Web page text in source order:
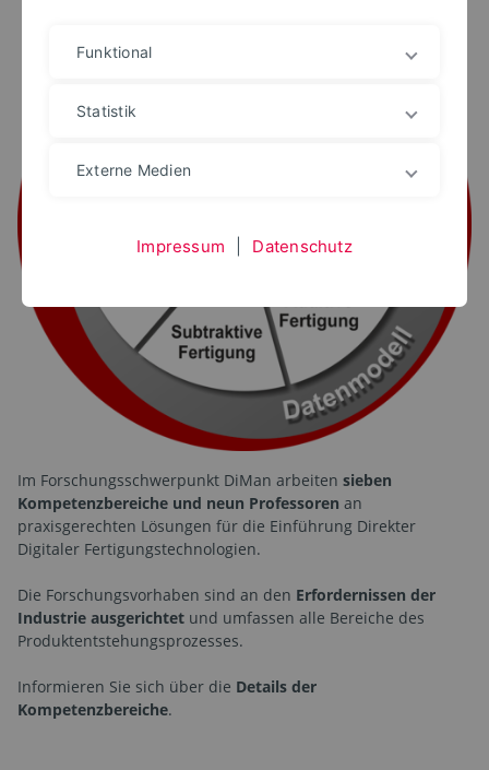
Im Forschungsschwerpunkt DiMan arbeiten sieben
Kompetenzbereiche und neun Professoren an
praxisgerechten Lösungen für die Einführung Direkter
Digitaler Fertigungstechnologien.
Die Forschungsvorhaben sind an den Erfordernissen der
Industrie ausgerichtet und umfassen alle Bereiche des
Produktentstehungsprozesses.
Informieren Sie sich über die Details der
Kompetenzbereiche.
Funktional
Statistik
Externe Medien
Impressum Datenschutz